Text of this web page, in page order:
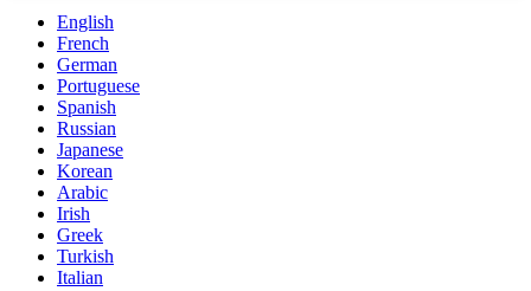
English
French
German
Portuguese
Spanish
Russian
Japanese
Korean
Arabic
Irish
Greek
Turkish
Italian